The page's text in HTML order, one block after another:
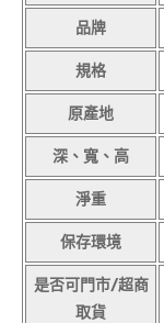
品牌
規格
原產地
深、寬、高
淨重
保存環境
是否可門市/超商
取貨